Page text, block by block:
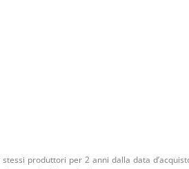
produttori per 2 anni dalla data